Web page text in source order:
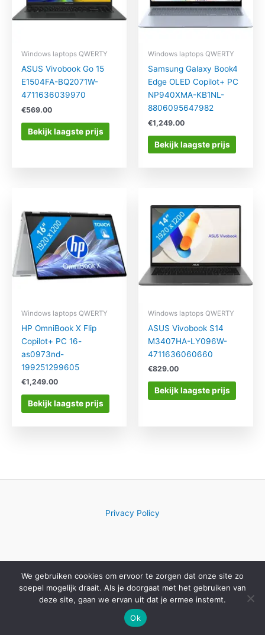
Windows laptops QWERTY
ASUS Vivobook Go 15
E1504FA-BQ2071W-
4711636039970
€569.00
Bekijk laagste prijs
Windows laptops QWERTY
Samsung Galaxy Book4
Edge OLED Copilot+ PC
NP940XMA-KB1NL-
8806095647982
€1,249.00
Bekijk laagste prijs
Windows laptops QWERTY
HP OmniBook X Flip
Copilot+ PC 16-
as0973nd-
199251299605
€1,249.00
Bekijk laagste prijs
Windows laptops QWERTY
ASUS Vivobook S14
M3407HA-LY096W-
4711636060660
€829.00
Bekijk laagste prijs
Privacy Policy
Copyright © 2026 Computerwinkelkeuze.nl
We gebruiken cookies om ervoor te zorgen dat onze site zo
soepel mogelijk draait. Als je doorgaat met het gebruiken van
deze site, gaan we ervan uit dat je ermee instemt.
Ok